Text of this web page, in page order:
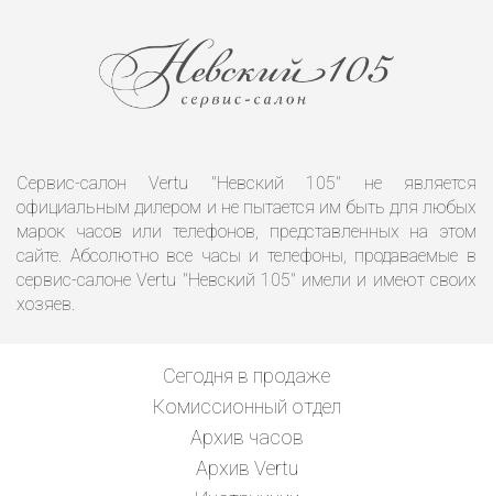
Сервис-салон Vertu "Невский 105" не является
официальным дилером и не пытается им быть для любых
марок часов или телефонов, представленных на этом
сайте. Абсолютно все часы и телефоны, продаваемые в
сервис-салоне Vertu "Невский 105" имели и имеют своих
хозяев.
Сегодня в продаже
Комиссионный отдел
Архив часов
Архив Vertu